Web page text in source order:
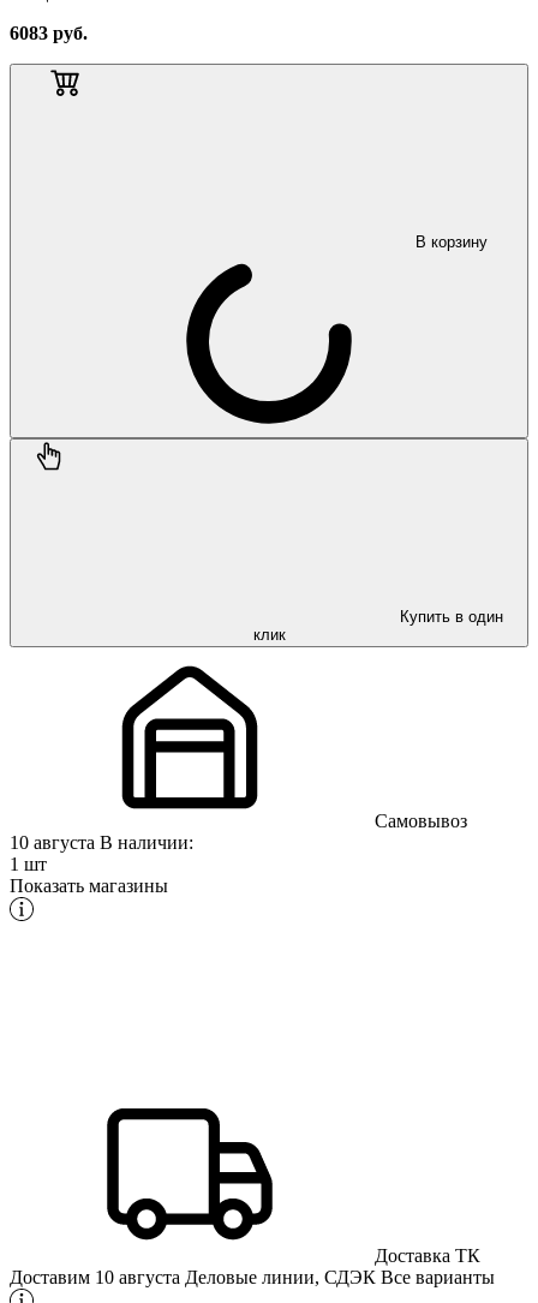
6083 руб.
В корзину
Купить в один
клик
Самовывоз
10 августа В наличии:
1 шт
Показать магазины
Доставка ТК
Доставим 10 августа Деловые линии, СДЭК Все варианты